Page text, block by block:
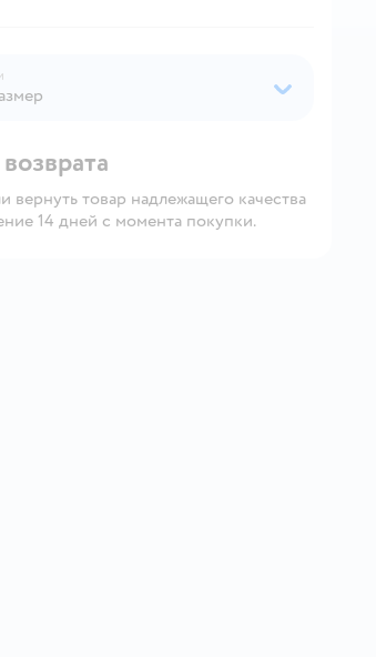
вернуть товар надлежащего качества
14 дней с момента покупки.